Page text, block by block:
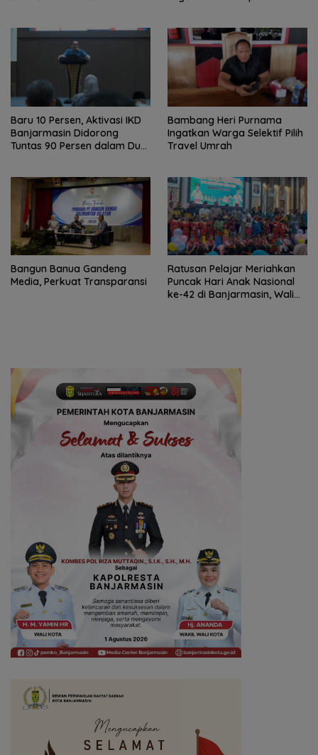
Baru 10 Persen, Aktivasi IKD
Banjarmasin Didorong
Tuntas 90 Persen dalam Dua
Bambang Heri Purnama
Ingatkan Warga Selektif Pilih
Travel Umrah
Bangun Banua Gandeng
Media, Perkuat Transparansi
Ratusan Pelajar Meriahkan
Puncak Hari Anak Nasional
ke-42 di Banjarmasin, Wali